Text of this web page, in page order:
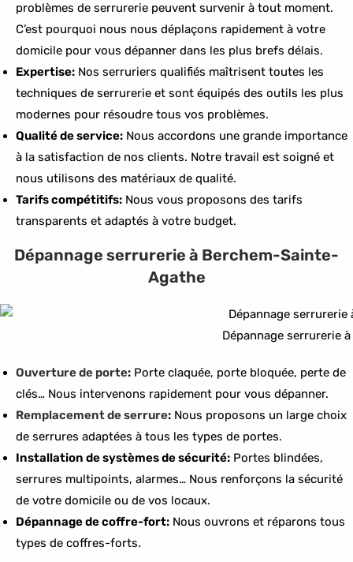
problèmes de serrurerie peuvent survenir à tout moment.
C’est pourquoi nous nous déplaçons rapidement à votre
domicile pour vous dépanner dans les plus brefs délais.
Expertise: Nos serruriers qualifiés maîtrisent toutes les
techniques de serrurerie et sont équipés des outils les plus
modernes pour résoudre tous vos problèmes.
Qualité de service: Nous accordons une grande importance
à la satisfaction de nos clients. Notre travail est soigné et
nous utilisons des matériaux de qualité.
Tarifs compétitifs: Nous vous proposons des tarifs
transparents et adaptés à votre budget.
Dépannage serrurerie à Berchem-Sainte-
Agathe
Dépannage serrurerie
Ouverture de porte: Porte claquée, porte bloquée, perte de
clés… Nous intervenons rapidement pour vous dépanner.
Remplacement de serrure: Nous proposons un large choix
de serrures adaptées à tous les types de portes.
Installation de systèmes de sécurité: Portes blindées,
serrures multipoints, alarmes… Nous renforçons la sécurité
de votre domicile ou de vos locaux.
Dépannage de coffre-fort: Nous ouvrons et réparons tous
types de coffres-forts.